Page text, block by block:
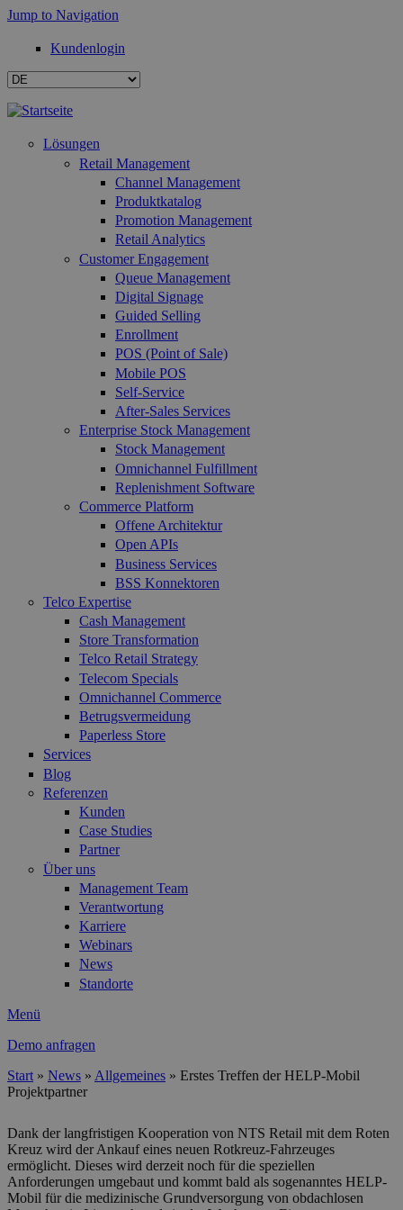
Jump to Navigation
Kundenlogin
Lösungen
Retail Management
Channel Management
Produktkatalog
Promotion Management
Retail Analytics
Customer Engagement
Queue Management
Digital Signage
Guided Selling
Enrollment
POS (Point of Sale)
Mobile POS
Self-Service
After-Sales Services
Enterprise Stock Management
Stock Management
Omnichannel Fulfillment
Replenishment Software
Commerce Platform
Offene Architektur
Open APIs
Business Services
BSS Konnektoren
Telco Expertise
Cash Management
Store Transformation
Telco Retail Strategy
Telecom Specials
Omnichannel Commerce
Betrugsvermeidung
Paperless Store
Services
Blog
Referenzen
Kunden
Case Studies
Partner
Über uns
Management Team
Verantwortung
Karriere
Webinars
News
Standorte
Menü
Demo anfragen
Sie sind hier
Start » News » Allgemeines » Erstes Treffen der HELP-Mobil
Projektpartner
Dank der langfristigen Kooperation von NTS Retail mit dem Roten
Kreuz wird der Ankauf eines neuen Rotkreuz-Fahrzeuges
ermöglicht. Dieses wird derzeit noch für die speziellen
Anforderungen umgebaut und kommt bald als sogenanntes HELP-
Mobil für die medizinische Grundversorgung von obdachlosen